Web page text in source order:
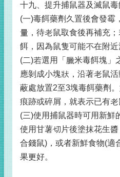
十九、提升捕鼠器及滅鼠
(一)毒餌藥劑久置後會發霉
量，待老鼠取食後再補充
餌，因為鼠隻可能不在附近
(二)若選用「臘米毒餌塊」
應剝成小塊狀，沿著老鼠
蔽處放置2至3塊毒餌藥劑
痕跡或碎屑，就表示已有老
(三)使用捕鼠器時可用新鮮
使用甘薯切片後塗抹花生
合錢鼠)，或者新鮮食物(適
果更好。